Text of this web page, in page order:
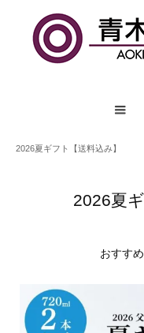
2026夏ギフト【送料込み】
2026夏
おすす